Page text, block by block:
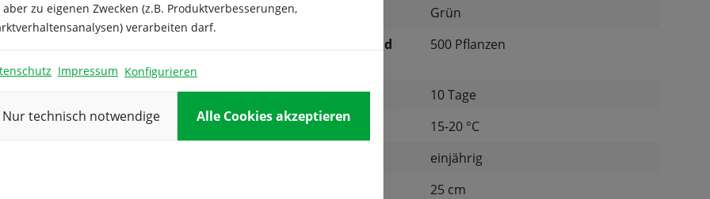
Farbe:
Grün
Inhalt ausreichend
500 Pflanzen
Keimdauer:
10 Tage
Keimtemperatur:
15-20 °C
einjährig
25 cm
aber zu eigenen Zwecken (z.B. Produktverbesserungen,
verarbeiten darf.
Impressum Konfigurieren
Nur technisch notwendige Alle Cookies akzeptieren